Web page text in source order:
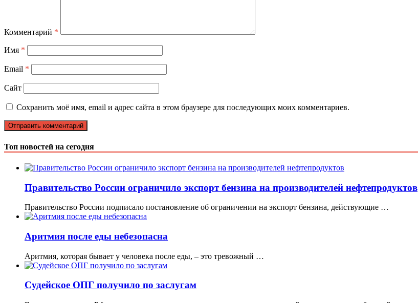
Комментарий *
Имя *
Email *
Сайт
Сохранить моё имя, email и адрес сайта в этом браузере для последующих моих комментариев.
Топ новостей на сегодня
Правительство России ограничило экспорт бензина на производителей нефтепродуктов
Правительство России подписало постановление об ограничении на экспорт бензина, действующие …
Аритмия после еды небезопасна
Аритмия, которая бывает у человека после еды, – это тревожный …
Судейское ОПГ получило по заслугам